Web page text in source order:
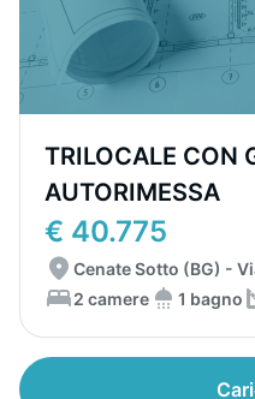
TRILOCALE CON
AUTORIMESSA
€ 40.775
Cenate Sotto (BG) -
2 camere
1 bagno